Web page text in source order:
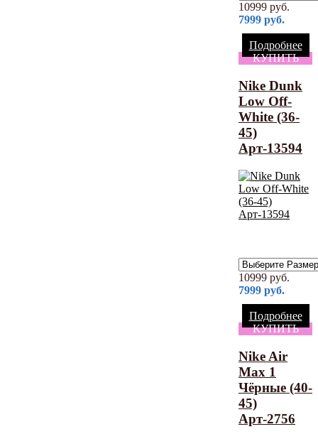
10999 руб.
7999 руб.
Подробнее
КУПИТЬ
Nike Dunk
Low Off-
White (36-
45)
Арт-13594
10999 руб.
7999 руб.
Подробнее
КУПИТЬ
Nike Air
Max 1
Чёрные (40-
45)
Арт-2756